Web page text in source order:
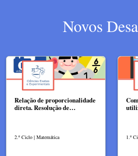
Novos
Relação de proporcionalidade
direta. Resolução de…
2.º Ciclo | Matemática 1.º